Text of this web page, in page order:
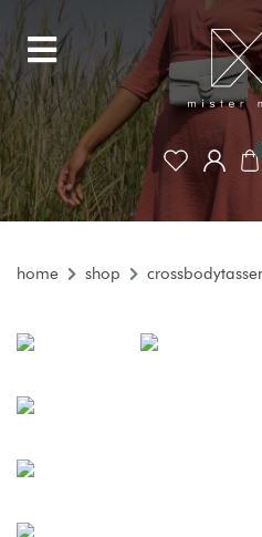
home shop